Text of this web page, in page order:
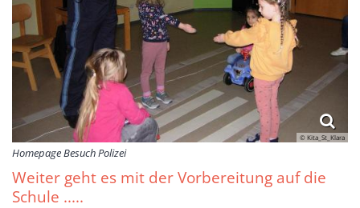
© Kita_St_Klara
Homepage Besuch Polizei
Weiter geht es mit der Vorbereitung auf die
Schule .....